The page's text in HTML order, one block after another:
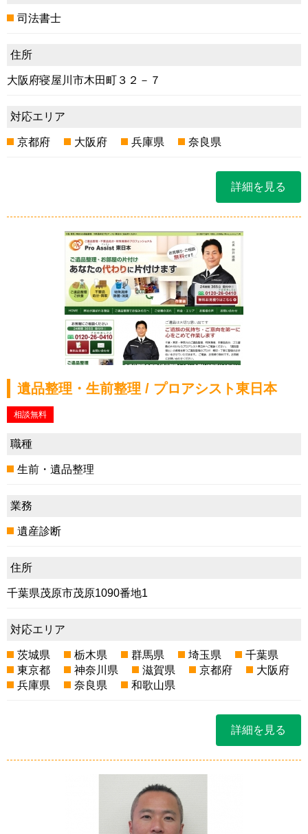
司法書士
住所
大阪府寝屋川市木田町３２－７
対応エリア
京都府 大阪府 兵庫県 奈良県
詳細を見る
遺品整理・生前整理 / プロアシスト東日本
相談無料
職種
生前・遺品整理
業務
遺産診断
住所
千葉県茂原市茂原1090番地1
対応エリア
茨城県 栃木県 群馬県 埼玉県
千葉県
東京都
神奈川県 滋賀県 京都府
大阪府
兵庫県
奈良県 和歌山県
詳細を見る